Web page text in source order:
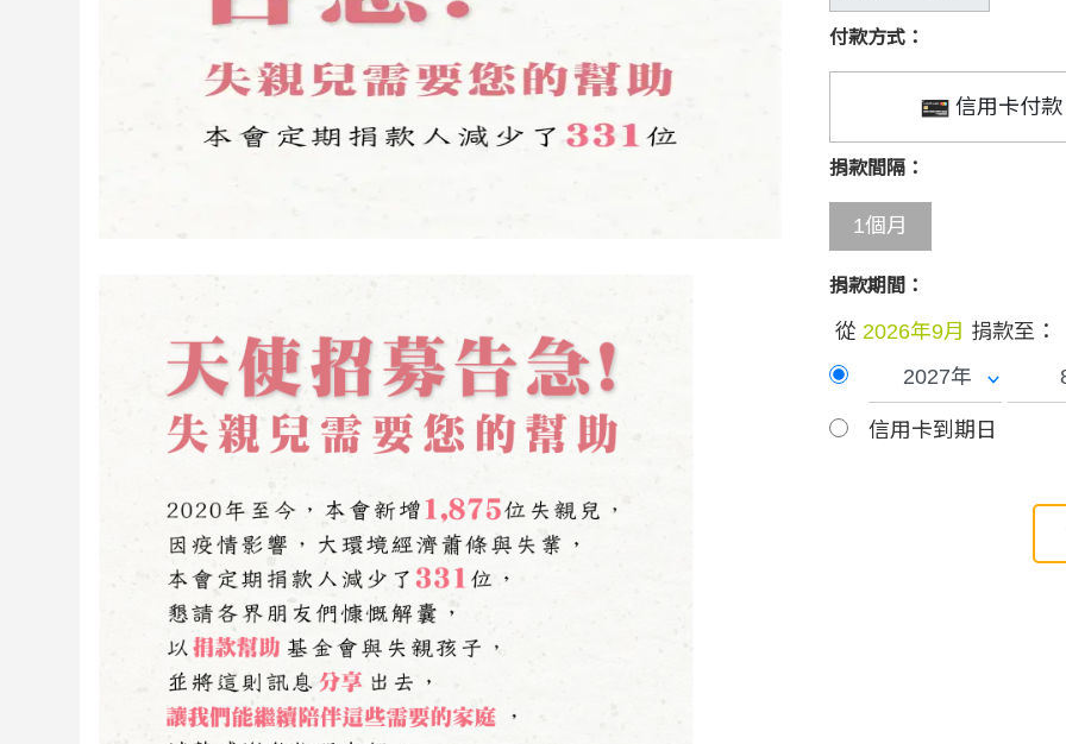
付款方式：
信用卡付款
捐款間隔：
1個月
捐款期間：
從 2026年9月 捐款至：
信用卡到期日